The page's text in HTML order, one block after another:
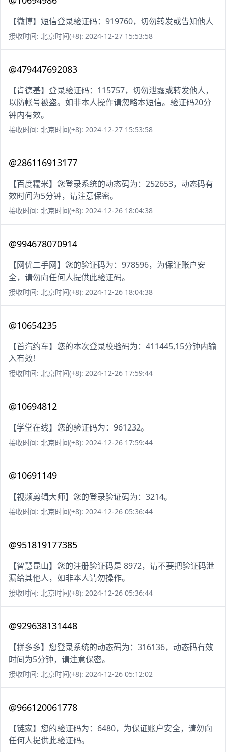
【微博】短信登录验证码：919760，切勿转发或告知他人
接收时间: 北京时间(+8): 2024-12-27 15:53:58
@479447692083
【肯德基】登录验证码：115757，切勿泄露或转发他人，
以防帐号被盗。如非本人操作请忽略本短信。验证码20分
钟内有效。
接收时间: 北京时间(+8): 2024-12-27 15:53:58
@286116913177
【百度糯米】您登录系统的动态码为：252653，动态码有
效时间为5分钟，请注意保密。
接收时间: 北京时间(+8): 2024-12-26 18:04:38
@994678070914
【网优二手网】您的验证码为：978596，为保证账户安
全，请勿向任何人提供此验证码。
接收时间: 北京时间(+8): 2024-12-26 18:04:38
@10654235
【首汽约车】您的本次登录校验码为：411445,15分钟内输
入有效！
接收时间: 北京时间(+8): 2024-12-26 17:59:44
@10694812
【学堂在线】您的验证码为：961232。
接收时间: 北京时间(+8): 2024-12-26 17:59:44
@10691149
【视频剪辑大师】您的登录验证码为：3214。
接收时间: 北京时间(+8): 2024-12-26 05:36:44
@951819177385
【智慧昆山】您的注册验证码是 8972，请不要把验证码泄
漏给其他人，如非本人请勿操作。
接收时间: 北京时间(+8): 2024-12-26 05:36:44
@929638131448
【拼多多】您登录系统的动态码为：316136，动态码有效
时间为5分钟，请注意保密。
接收时间: 北京时间(+8): 2024-12-26 05:12:02
@966120061778
【链家】您的验证码为：6480，为保证账户安全，请勿向
任何人提供此验证码。